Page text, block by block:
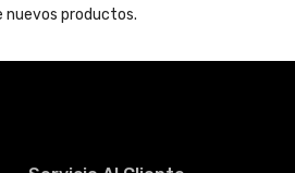
productos.